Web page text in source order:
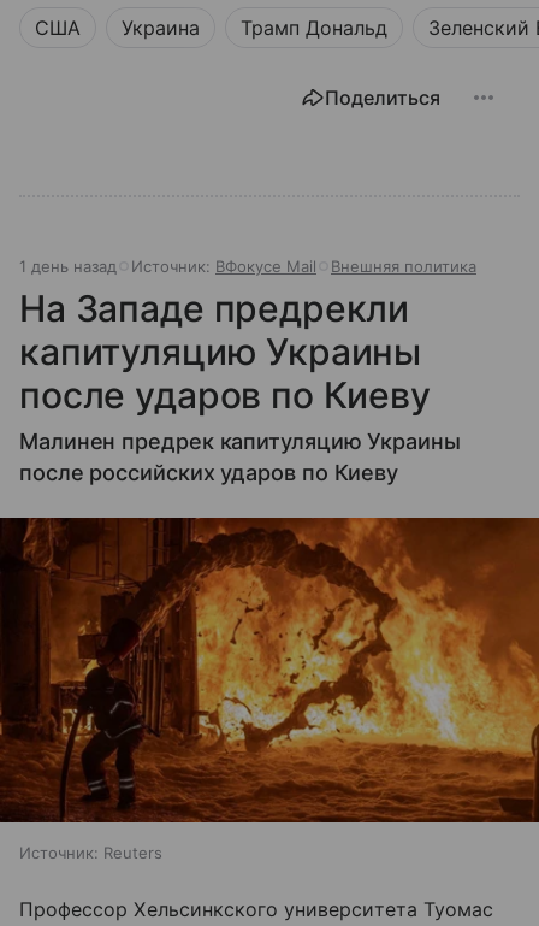
США Украина Трамп Дональд
Поделиться
1 день назад Источник: ВФокусе Mail Внешняя политика
На Западе предрекли
капитуляцию Украины
после ударов по Киеву
Малинен предрек капитуляцию Украины
после российских ударов по Киеву
Источник: Reuters
Профессор Хельсинкского университета Туомас